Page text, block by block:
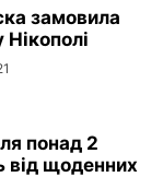
замовила
понад 2
від щоденних